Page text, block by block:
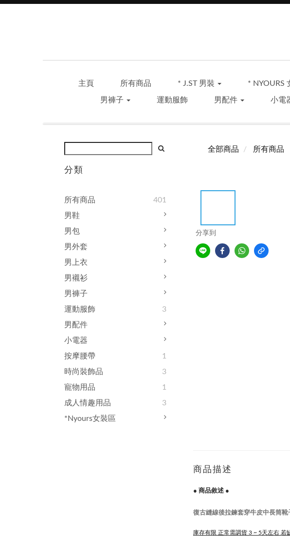
主頁 所有商品 * J.ST 男裝 * NYOURS
男褲子 運動服飾 男配件 小電
分類
所有商品
401
男鞋
男包
男外套
男上衣
男襯衫
男褲子
運動服飾
3
男配件
小電器
按摩腰帶
1
時尚裝飾品
3
寵物用品
1
成人情趣用品
3
*Nyours女裝區
全部商品 所有商品
分享到
商品描述
● 商品敘述 ●
復古縫線後拉鍊套穿牛皮中長筒靴
庫存有限 正常需調貨 3 ~ 5天左右 若